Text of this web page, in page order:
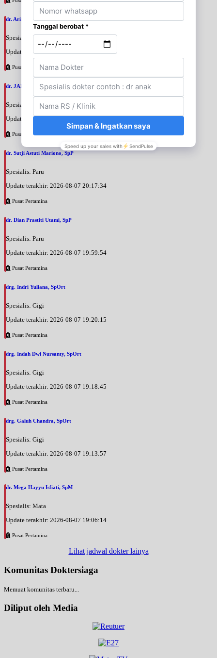
dr. Arini Purwono, SpP
Spesialis: Paru
Update terakhir: 2026-08-07 20:25:58
Pusat Pertamina
dr. JANUAR HABIBI, SpP
Spesialis: Paru
Update terakhir: 2026-08-07 20:23:50
Pusat Pertamina
dr. Sutji Astuti Mariono, SpP
Spesialis: Paru
Update terakhir: 2026-08-07 20:17:34
Pusat Pertamina
dr. Dian Prastiti Utami, SpP
Spesialis: Paru
Update terakhir: 2026-08-07 19:59:54
Pusat Pertamina
drg. Indri Yuliana, SpOrt
Spesialis: Gigi
Update terakhir: 2026-08-07 19:20:15
Pusat Pertamina
drg. Indah Dwi Nursanty, SpOrt
Spesialis: Gigi
Update terakhir: 2026-08-07 19:18:45
Pusat Pertamina
drg. Galuh Chandra, SpOrt
Spesialis: Gigi
Update terakhir: 2026-08-07 19:13:57
Pusat Pertamina
dr. Mega Hayyu Isfiati, SpM
Spesialis: Mata
Update terakhir: 2026-08-07 19:06:14
Pusat Pertamina
Lihat jadwal dokter lainya
Komunitas Doktersiaga
Memuat komunitas terbaru...
Diliput oleh Media